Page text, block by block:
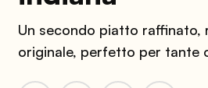
Un secondo piatto raffinato,
originale, perfetto per tante